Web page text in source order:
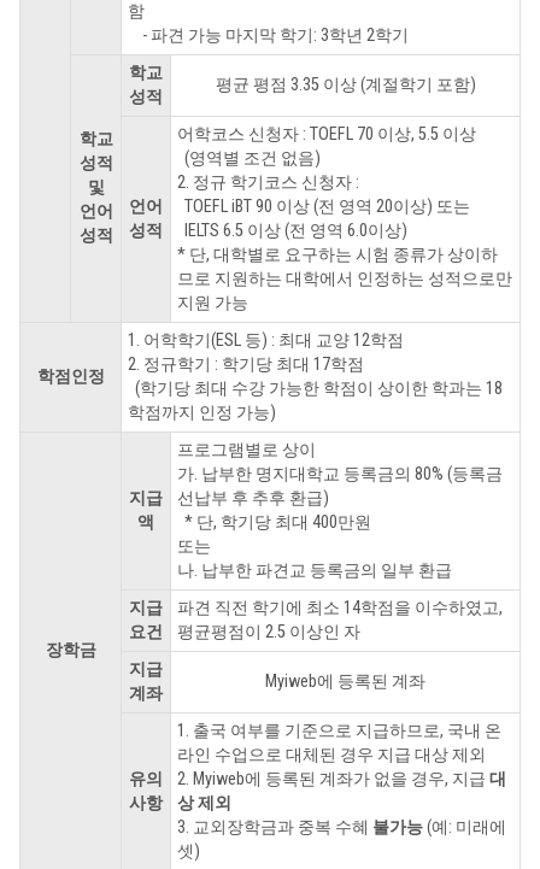
함
- 파견 가능 마지막 학기: 3학년 2학기
학교
성적
및
언어
성적
학교
성적
평균 평점 3.35 이상 (계절학기 포함)
언어
성적
어학코스 신청자 : TOEFL 70 이상, 5.5 이상
(영역별 조건 없음)
2. 정규 학기코스 신청자 :
TOEFL iBT 90 이상 (전 영역 20이상) 또는
IELTS 6.5 이상 (전 영역 6.0이상)
* 단, 대학별로 요구하는 시험 종류가 상이하
므로 지원하는 대학에서 인정하는 성적으로만
지원 가능
학점인정
1. 어학학기(ESL 등) : 최대 교양 12학점
2. 정규학기 : 학기당 최대 17학점
(학기당 최대 수강 가능한 학점이 상이한 학과는 18
학점까지 인정 가능)
장학금
지급
액
프로그램별로 상이
가. 납부한 명지대학교 등록금의 80% (등록금
선납부 후 추후 환급)
* 단, 학기당 최대 400만원
또는
나. 납부한 파견교 등록금의 일부 환급
지급
요건
파견 직전 학기에 최소 14학점을 이수하였고,
평균평점이 2.5 이상인 자
지급
계좌
Myiweb에 등록된 계좌
유의
사항
1. 출국 여부를 기준으로 지급하므로, 국내 온
라인 수업으로 대체된 경우 지급 대상 제외
2. Myiweb에 등록된 계좌가 없을 경우, 지급 대
상 제외
3. 교외장학금과 중복 수혜 불가능(예: 미래에
셋)